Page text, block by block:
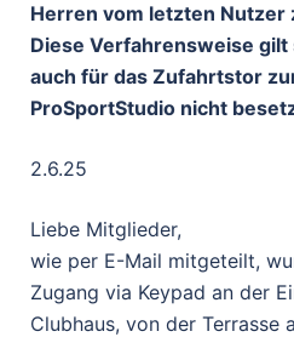
Herren vom letzten Nutzer
Diese Verfahrensweise
auch für das Zufahrtstor
ProSportStudio nicht
2.6.25
Liebe Mitglieder,
wie per E-Mail mitgeteilt,
Zugang via Keypad an der
Clubhaus, von der Terrasse